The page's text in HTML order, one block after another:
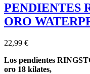
PENDIENTES
ORO
22,99 €
Los pendientes
oro 18 kilates,